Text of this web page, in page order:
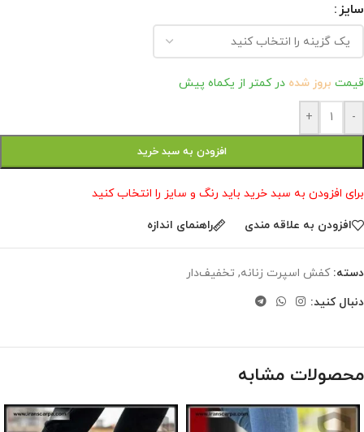
سایز
قیمت بروز شده در کمتر از یکماه پیش
-
+
افزودن به سبد خرید
برای افزودن به سبد خرید باید رنگ و سایز را انتخاب کنید
افزودن به علاقه مندی راهنمای اندازه
دسته: کفش اسپرت زنانه, تخفیف‌دار
دنبال کنید:
محصولات مشابه